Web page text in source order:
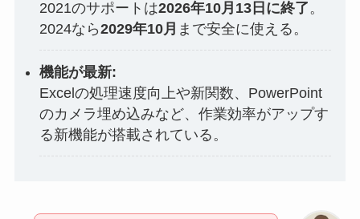
2021のサポートは2026年10月13日に終了 。
2024なら2029年10月 まで安全に使える。
機能が最新:
Excelの処理速度向上や新関数、PowerPoint
のカメラ埋め込みなど、作業効率がアップす
る新機能が搭載されている。